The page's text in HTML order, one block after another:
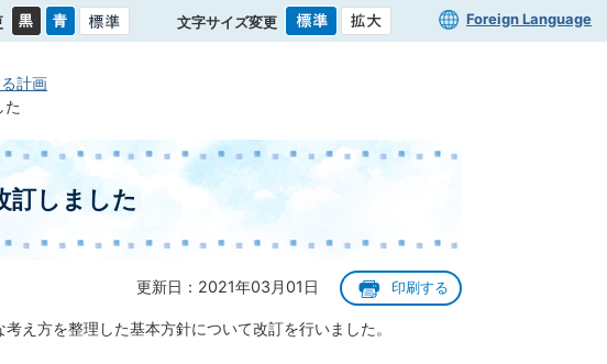
文字サイズ変更 Foreign Language
計画
た
訂しました
更新日：2021年03月01日 印刷する
え方を整理した基本方針について改訂を行いました。